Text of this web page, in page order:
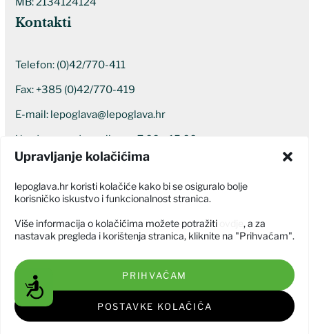
Pristupačnost
Upravljanje kolačićima
lepoglava.hr koristi kolačiće kako bi se osiguralo bolje
korisničko iskustvo i funkcionalnost stranica.
Više informacija o kolačićima možete potražiti
, a za
nastavak pregleda i korištenja stranica, kliknite na "Prihvaćam".
PRIHVAĆAM
POSTAVKE KOLAČIĆA
Kontakti
Telefon: (0)42/770-411
Fax: +385 (0)42/770-419
E-mail: lepoglava@lepoglava.hr
Uredovno radno vrijeme: 7:00 – 15:00
Ostali kontakti
Grad Lepoglava © Sva prava pridržana 2026
Izjava o pristupačnosti
Izrada web stranice: